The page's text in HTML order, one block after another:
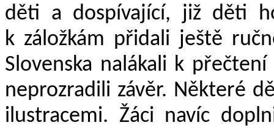
děti a dospívající, již děti
k záložkám přidali ještě
Slovenska nalákali k
neprozradili závěr. Některé
ilustracemi. Žáci navíc